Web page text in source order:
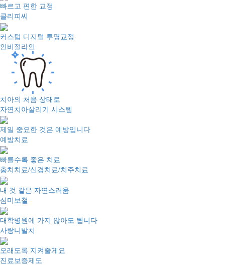
빠르고 편한 교정
클리피씨
커스텀 디지털 투명교정
인비절라인
치아의 처음 상태로
자연치아살리기 시스템
제일 중요한 것은 예방입니다
예방치료
빠를수록 좋은 치료
충치치료/신경치료/치주치료
내 것 같은 자연스러움
심미보철
대학병원에 가지 않아도 됩니다
사랑니발치
오래도록 지켜줄게요
진료보증제도